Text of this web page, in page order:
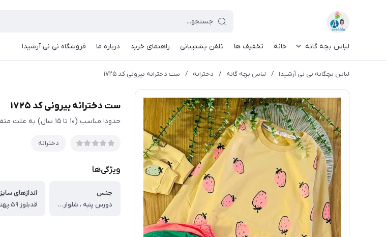
لباس بچه گانه خانه تخفیف ها تلفن پشتیبانی راهنمای خرید درباره ما فروشگاه نی نی آرشیدا
لباس بچگانه نی نی آرشیدا / لباس بچه گانه / دخترانه / ست دخترانه بیرونی کد ۱۷۲۵
ست دخترانه بیرونی کد ۱۷۲۵
حدودا مناسب (۱۰ تا ۱۵ سال) به علت متفاوت بودن قواره تولیدی ها حتمی اندازها چک شود
دخترانه
ویژگی‌ها
جنس
دورس پنبه ، شلوار کتان
اندازهای سایز ۶۰